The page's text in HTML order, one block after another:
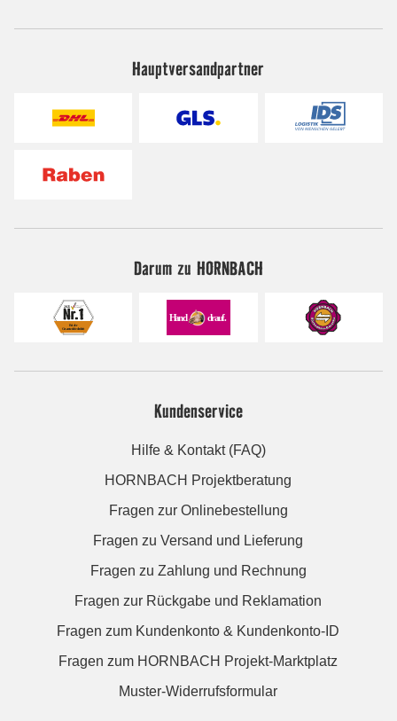
Hauptversandpartner
Darum zu HORNBACH
Kundenservice
Hilfe & Kontakt (FAQ)
HORNBACH Projektberatung
Fragen zur Onlinebestellung
Fragen zu Versand und Lieferung
Fragen zu Zahlung und Rechnung
Fragen zur Rückgabe und Reklamation
Fragen zum Kundenkonto & Kundenkonto-ID
Fragen zum HORNBACH Projekt-Marktplatz
Muster-Widerrufsformular